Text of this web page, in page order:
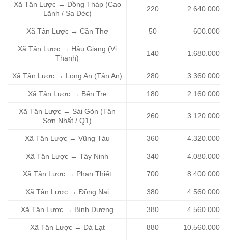
Xã Tân Lược → Đồng Tháp (Cao
Lãnh / Sa Đéc)
220 2.640.000
Xã Tân Lược → Cần Thơ 50 600.000
Xã Tân Lược → Hậu Giang (Vị
Thanh)
140 1.680.000
Xã Tân Lược → Long An (Tân An) 280 3.360.000
Xã Tân Lược → Bến Tre 180 2.160.000
Xã Tân Lược → Sài Gòn (Tân
Sơn Nhất / Q1)
260 3.120.000
Xã Tân Lược → Vũng Tàu 360 4.320.000
Xã Tân Lược → Tây Ninh 340 4.080.000
Xã Tân Lược → Phan Thiết 700 8.400.000
Xã Tân Lược → Đồng Nai 380 4.560.000
Xã Tân Lược → Bình Dương 380 4.560.000
Xã Tân Lược → Đà Lạt 880 10.560.000